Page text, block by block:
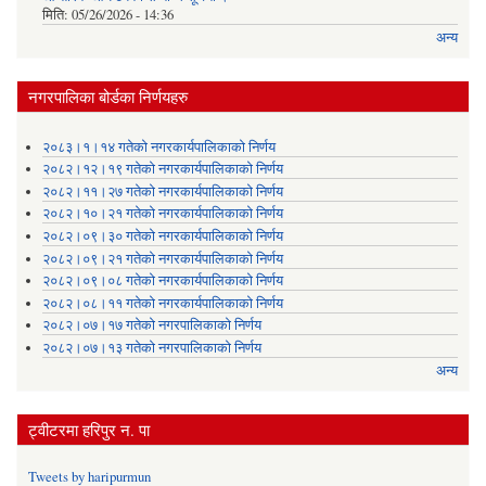
मिति: 05/26/2026 - 14:36
अन्य
नगरपालिका बोर्डका निर्णयहरु
२०८३।१।१४ गतेको नगरकार्यपालिकाको निर्णय
२०८२।१२।१९ गतेको नगरकार्यपालिकाको निर्णय
२०८२।११।२७ गतेको नगरकार्यपालिकाको निर्णय
२०८२।१०।२१ गतेको नगरकार्यपालिकाको निर्णय
२०८२।०९।३० गतेको नगरकार्यपालिकाको निर्णय
२०८२।०९।२१ गतेको नगरकार्यपालिकाको निर्णय
२०८२।०९।०८ गतेको नगरकार्यपालिकाको निर्णय
२०८२।०८।११ गतेको नगरकार्यपालिकाको निर्णय
२०८२।०७।१७ गतेको नगरपालिकाको निर्णय
२०८२।०७।१३ गतेको नगरपालिकाको निर्णय
अन्य
ट्वीटरमा हरिपुर न. पा
Tweets by haripurmun